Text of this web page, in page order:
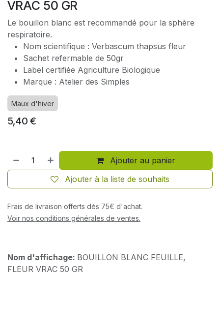
VRAC 50 GR
Le bouillon blanc est recommandé pour la sphère
respiratoire.
Nom scientifique : Verbascum thapsus fleur
Sachet refermable de 50gr
Label certifiée Agriculture Biologique
Marque : Atelier des Simples
Maux d'hiver
5,40 €
Ajouter au panier
Ajouter à la liste de souhaits
Frais de livraison offerts dès 75€ d'achat.
Voir nos conditions générales de ventes.
Nom d'affichage: BOUILLON BLANC FEUILLE,
FLEUR VRAC 50 GR